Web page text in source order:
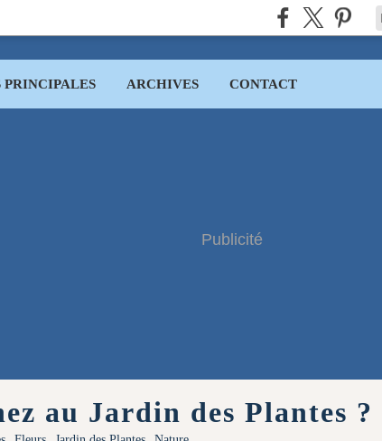
PRINCIPALES ARCHIVES CONTACT
Publicité
au Jardin des Plantes ?